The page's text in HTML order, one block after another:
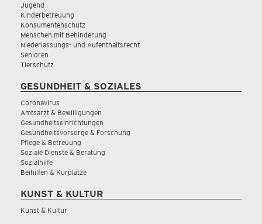
Jugend
Kinderbetreuung
Konsumentenschutz
Menschen mit Behinderung
Niederlassungs- und Aufenthaltsrecht
Senioren
Tierschutz
GESUNDHEIT & SOZIALES
Coronavirus
Amtsarzt & Bewilligungen
Gesundheitseinrichtungen
Gesundheitsvorsorge & Forschung
Pflege & Betreuung
Soziale Dienste & Beratung
Sozialhilfe
Beihilfen & Kurplätze
KUNST & KULTUR
Kunst & Kultur